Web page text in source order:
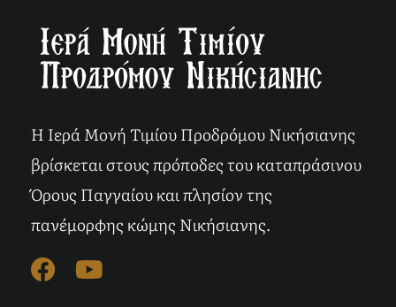
Η Ιερά Μονή Τιμίου Προδρόμου Νικήσιανης
βρίσκεται στους πρόποδες του καταπράσινου
Όρους Παγγαίου και πλησίον της
πανέμορφης κώμης Νικήσιανης.